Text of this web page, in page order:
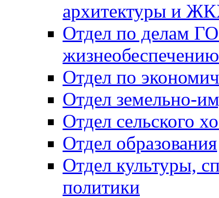
архитектуры и
Отдел по делам
Отдел по
Отдел земельно-
Отдел сельского
Отдел образования
Отдел культуры,
политики